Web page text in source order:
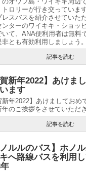
トロリーが行き交っていま
レスバスを紹介させていた
ンターのワイキキ・ショッ
いて、ANA便利用者は無料
とも有効利用しましょう。
記事を読む
賀新年2022】あけま
ます
新年2022】あけましておめ
のご挨拶をさせていただき
記事を読む
ノルルのバス】ホノ
へ路線バスを利用